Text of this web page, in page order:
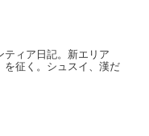
ティア日記。新エリア
を征く。シュスイ、漢だ